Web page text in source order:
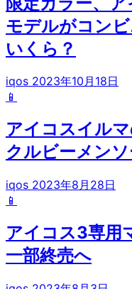
モデルがコン
いくら？
iqos 2023年10月18日
📱
アイコスイル
クルビーメン
iqos 2023年8月28日
📱
アイコス3専用
一部終売へ